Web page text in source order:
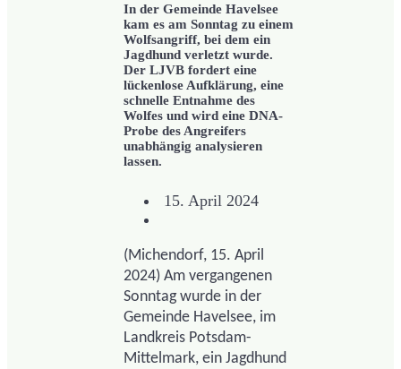
In der Gemeinde Havelsee
kam es am Sonntag zu einem
Wolfsangriff, bei dem ein
Jagdhund verletzt wurde.
Der LJVB fordert eine
lückenlose Aufklärung, eine
schnelle Entnahme des
Wolfes und wird eine DNA-
Probe des Angreifers
unabhängig analysieren
lassen.
15. April 2024
(Michendorf, 15. April
2024) Am vergangenen
Sonntag wurde in der
Gemeinde Havelsee, im
Landkreis Potsdam-
Mittelmark, ein Jagdhund